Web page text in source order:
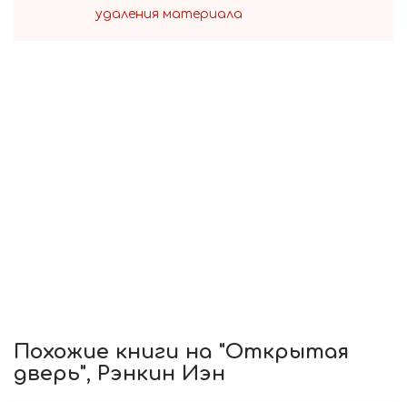
удаления материала
Похожие книги на "Открытая
дверь", Рэнкин Иэн